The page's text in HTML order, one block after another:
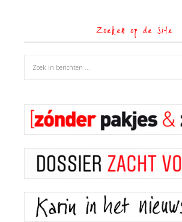
Zoeken op de site